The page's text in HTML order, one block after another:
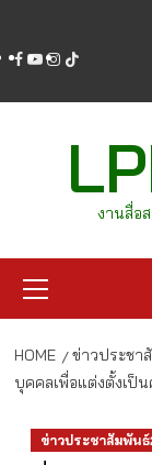
content
facebook
youtube
instagram
tiktok
งานสื่อ
Menu
HOME ข่าวประชา
บุคคลเพื่อแต่งตั้งเป็
ข่าวประชาสัมพัน